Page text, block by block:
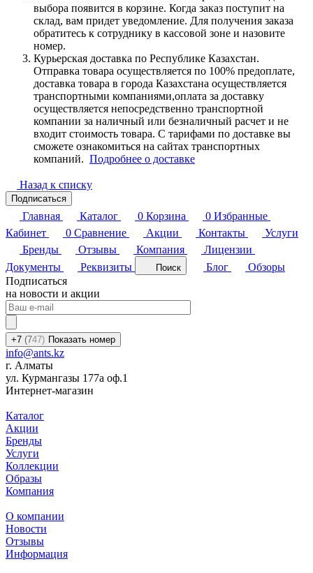
выбора появится в корзине. Когда заказ поступит на
склад, вам придет уведомление. Для получения заказа
обратитесь к сотруднику в кассовой зоне и назовите
номер.
Курьерская доставка по Республике Казахстан.
Отправка товара осуществляется по 100% предоплате,
доставка товара в города Казахстана осуществляется
транспортными компаниями,оплата за доставку
осуществляется непосредственно транспортной
компании за наличный или безналичный расчет и не
входит стоимость товара. С тарифами по доставке вы
сможете ознакомиться на сайтах транспортных
компаний. Подробнее о доставке
Назад к списку
Подписаться
Главная Каталог 0 Корзина 0 Избранные
Кабинет
0 Сравнение Акции Контакты
Услуги
Бренды
Отзывы Компания
Лицензии
Документы
Реквизиты Поиск Блог
Обзоры
Подписаться
на новости и акции
+7 (747) Показать номер
info@ants.kz
г. Алматы
ул. Курмангазы 177а оф.1
Интернет-магазин
Каталог
Акции
Бренды
Услуги
Коллекции
Образы
Компания
О компании
Новости
Отзывы
Информация